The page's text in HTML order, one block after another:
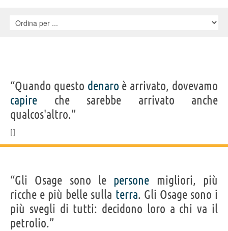
MacKenzie, Jack White, Larry Sellers, Barry Corbin, Gabriel Casdorph,
“Quando questo denaro è arrivato, dovevamo
capire che sarebbe arrivato anche
qualcos'altro.”
“Gli Osage sono le persone migliori, più
ricche e più belle sulla terra. Gli Osage sono i
più svegli di tutti: decidono loro a chi va il
petrolio.”